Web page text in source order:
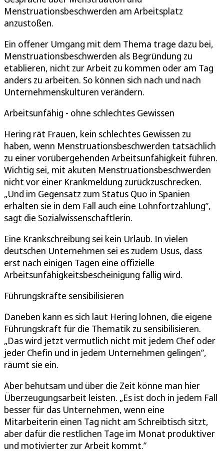
Menstruationsbeschwerden am Arbeitsplatz
anzustoßen.
Ein offener Umgang mit dem Thema trage dazu bei,
Menstruationsbeschwerden als Begründung zu
etablieren, nicht zur Arbeit zu kommen oder am Tag
anders zu arbeiten. So können sich nach und nach
Unternehmenskulturen verändern.
Arbeitsunfähig - ohne schlechtes Gewissen
Hering rät Frauen, kein schlechtes Gewissen zu
haben, wenn Menstruationsbeschwerden tatsächlich
zu einer vorübergehenden Arbeitsunfähigkeit führen.
Wichtig sei, mit akuten Menstruationsbeschwerden
nicht vor einer Krankmeldung zurückzuschrecken.
„Und im Gegensatz zum Status Quo in Spanien
erhalten sie in dem Fall auch eine Lohnfortzahlung”,
sagt die Sozialwissenschaftlerin.
Eine Krankschreibung sei kein Urlaub. In vielen
deutschen Unternehmen sei es zudem Usus, dass
erst nach einigen Tagen eine offizielle
Arbeitsunfähigkeitsbescheinigung fällig wird.
Führungskräfte sensibilisieren
Daneben kann es sich laut Hering lohnen, die eigene
Führungskraft für die Thematik zu sensibilisieren.
„Das wird jetzt vermutlich nicht mit jedem Chef oder
jeder Chefin und in jedem Unternehmen gelingen”,
räumt sie ein.
Aber behutsam und über die Zeit könne man hier
Überzeugungsarbeit leisten. „Es ist doch in jedem Fall
besser für das Unternehmen, wenn eine
Mitarbeiterin einen Tag nicht am Schreibtisch sitzt,
aber dafür die restlichen Tage im Monat produktiver
und motivierter zur Arbeit kommt.”